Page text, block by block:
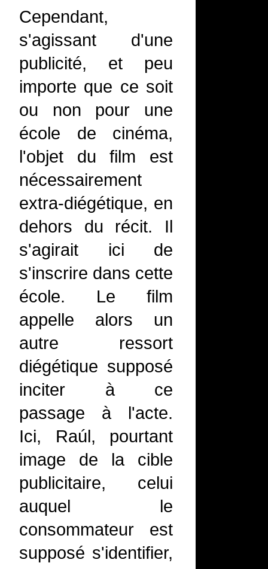
Cependant,
s'agissant d'une
publicité, et peu
importe que ce soit
ou non pour une
école de cinéma,
l'objet du film est
nécessairement
extra-diégétique, en
dehors du récit. Il
s'agirait ici de
s'inscrire dans cette
école. Le film
appelle alors un
autre ressort
diégétique supposé
inciter à ce
passage à l'acte.
Ici, Raúl, pourtant
image de la cible
publicitaire, celui
auquel le
consommateur est
supposé s'identifier,